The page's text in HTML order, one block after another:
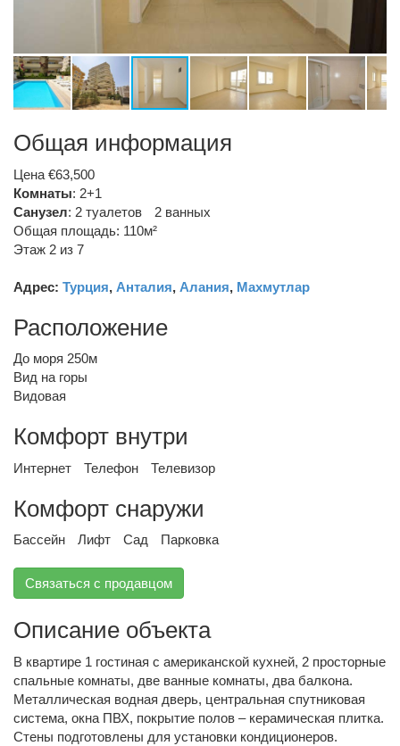
Общая информация
Цена €63,500
Комнаты: 2+1
Санузел: 2 туалетов
2 ванных
Общая площадь: 110м²
Этаж 2 из 7
Адрес: Турция, Анталия, Алания, Махмутлар
Расположение
До моря 250м
Вид на горы
Видовая
Комфорт внутри
Интернет Телефон Телевизор
Комфорт снаружи
Бассейн Лифт Сад Парковка
Связаться с продавцом
Описание объекта
В квартире 1 гостиная с американской кухней, 2 просторные
спальные комнаты, две ванные комнаты, два балкона.
Металлическая водная дверь, центральная спутниковая
система, окна ПВХ, покрытие полов – керамическая плитка.
Стены подготовлены для установки кондиционеров.